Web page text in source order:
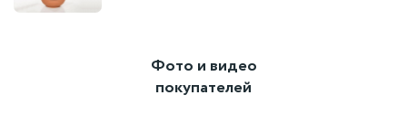
Фото и видео
покупателей